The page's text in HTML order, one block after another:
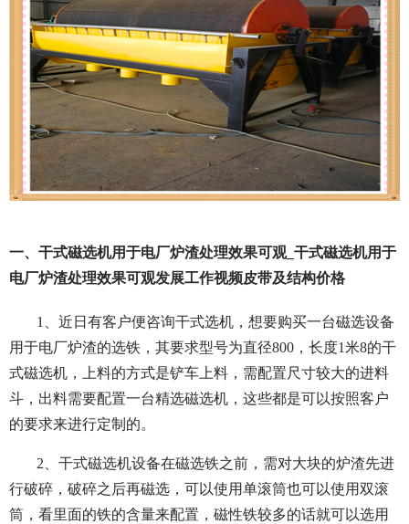
一、干式磁选机用于电厂炉渣处理效果可观_干式磁选机用于
电厂炉渣处理效果可观发展工作视频皮带及结构价格
1、近日有客户便咨询干式选机，想要购买一台磁选设备
用于电厂炉渣的选铁，其要求型号为直径800，长度1米8的干
式磁选机，上料的方式是铲车上料，需配置尺寸较大的进料
斗，出料需要配置一台精选磁选机，这些都是可以按照客户
的要求来进行定制的。
2、干式磁选机设备在磁选铁之前，需对大块的炉渣先进
行破碎，破碎之后再磁选，可以使用单滚筒也可以使用双滚
筒，看里面的铁的含量来配置，磁性铁较多的话就可以选用